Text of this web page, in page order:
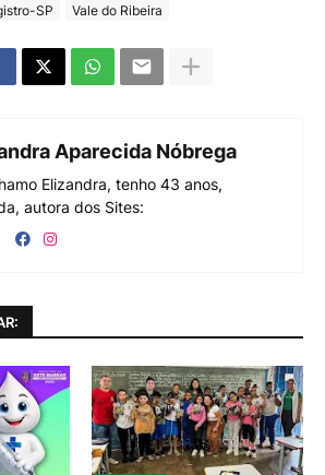
SP Vale do Ribeira
Aparecida Nóbrega
Elizandra, tenho 43 anos,
autora dos Sites: